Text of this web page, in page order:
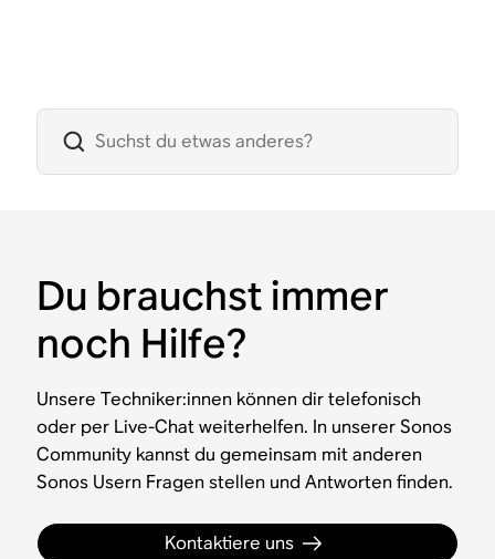
Du brauchst immer
noch Hilfe?
Unsere Techniker:innen können dir telefonisch
oder per Live-Chat weiterhelfen. In unserer Sonos
Community kannst du gemeinsam mit anderen
Sonos Usern Fragen stellen und Antworten finden.
Kontaktiere uns